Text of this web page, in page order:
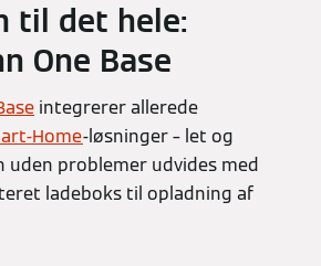
til det hele:
One Base
integrerer allerede
Home-løsninger – let og
uden problemer udvides med
ladeboks til opladning af